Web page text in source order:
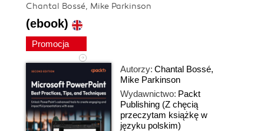
Chantal Bossé, Mike Parkinson
(ebook)
Promocja
Autorzy: Chantal Bossé,
Mike Parkinson
Wydawnictwo: Packt
Publishing (Z chęcią
przeczytam książkę w
języku polskim)